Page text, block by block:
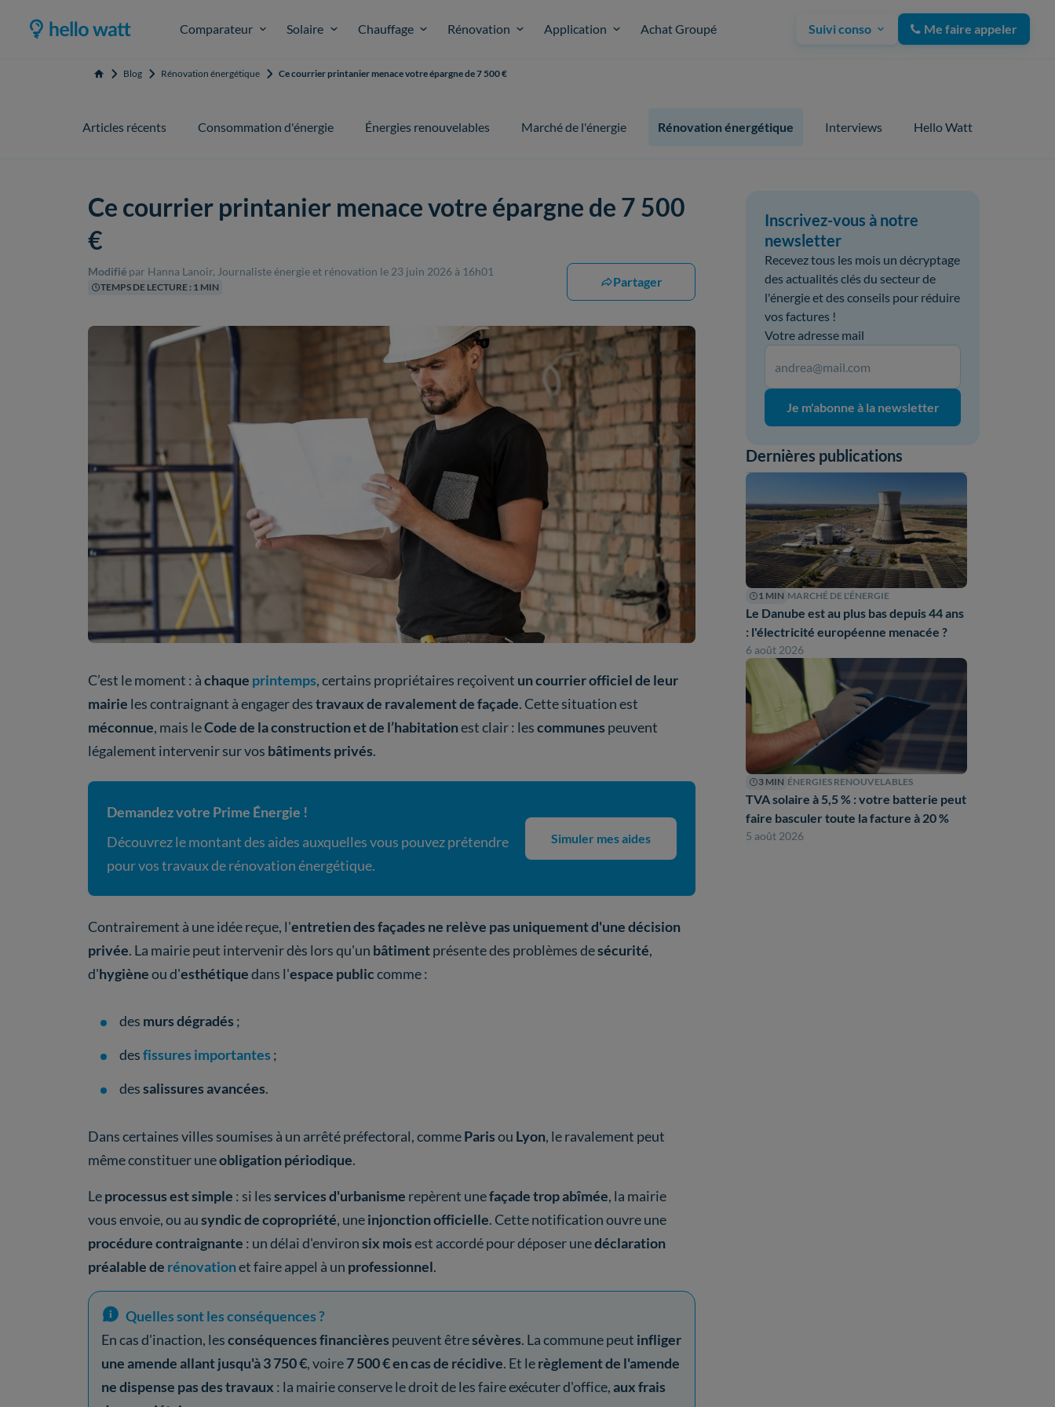
Comparateur Solaire Chauffage Rénovation Application Achat Groupé Suivi conso Me faire appeler
Accueil Blog Rénovation énergétique Ce courrier printanier menace votre épargne de 7 500 €
Articles récents Consommation d'énergie Énergies renouvelables Marché de l'énergie Rénovation énergétique Interviews Hello Watt
Ce courrier printanier menace votre épargne de 7 500
€
Modifié par Hanna Lanoir, Journaliste énergie et rénovation le 23 juin 2026 à 16h01
TEMPS DE LECTURE : 1 MIN Partager
C’est le moment : àchaque printemps, certains propriétaires reçoivent un courrier officiel de leur
mairie les contraignant à engager destravaux de ravalement de façade. Cette situation est
méconnue, mais leCode de la construction et de l’habitationest clair : lescommunes peuvent
légalement intervenir sur vos bâtiments privés.
Demandez votre Prime Énergie !
Découvrez le montant des aides auxquelles vous pouvez prétendre
pour vos travaux de rénovation énergétique.
Simuler mes aides
Contrairement à une idée reçue, l'entretien des façades ne relève pas uniquement d'une décision
privée. La mairie peut intervenir dès lors qu'un bâtimentprésente des problèmes desécurité,
d'hygièneou d'esthétiquedans l'espace publiccomme :
des murs dégradés ;
desfissures importantes ;
dessalissures avancées.
Dans certaines villes soumises à un arrêté préfectoral, commeParisou Lyon, le ravalement peut
même constituer uneobligation périodique.
Leprocessus est simple : si lesservices d'urbanisme repèrent unefaçade trop abîmée, la mairie
vous envoie, ou ausyndic de copropriété, uneinjonction officielle. Cette notification ouvre une
procédure contraignante : un délai d'environsix moisest accordé pour déposer unedéclaration
préalable de rénovationet faire appel à un professionnel.
Quelles sont les conséquences ?
En cas d'inaction, lesconséquences financières peuvent êtresévères. La commune peut infliger
une amende allant jusqu'à 3 750 €, voire7 500 € en cas de récidive. Et lerèglement de l'amende
ne dispense pas des travaux : la mairie conserve le droit de les faire exécuter d'office,aux frais
Inscrivez-vous à notre
newsletter
Recevez tous les mois un décryptage
des actualités clés du secteur de
l'énergie et des conseils pour réduire
vos factures !
Votre adresse mail
Je m'abonne à la newsletter
Dernières publications
1 MIN MARCHÉ DE L'ÉNERGIE
Le Danube est au plus bas depuis 44 ans
: l'électricité européenne menacée ?
6 août 2026
3 MIN ÉNERGIES RENOUVELABLES
TVA solaire à 5,5 % : votre batterie peut
faire basculer toute la facture à 20 %
5 août 2026